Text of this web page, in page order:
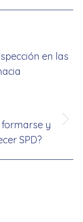
en las
y
SPD?